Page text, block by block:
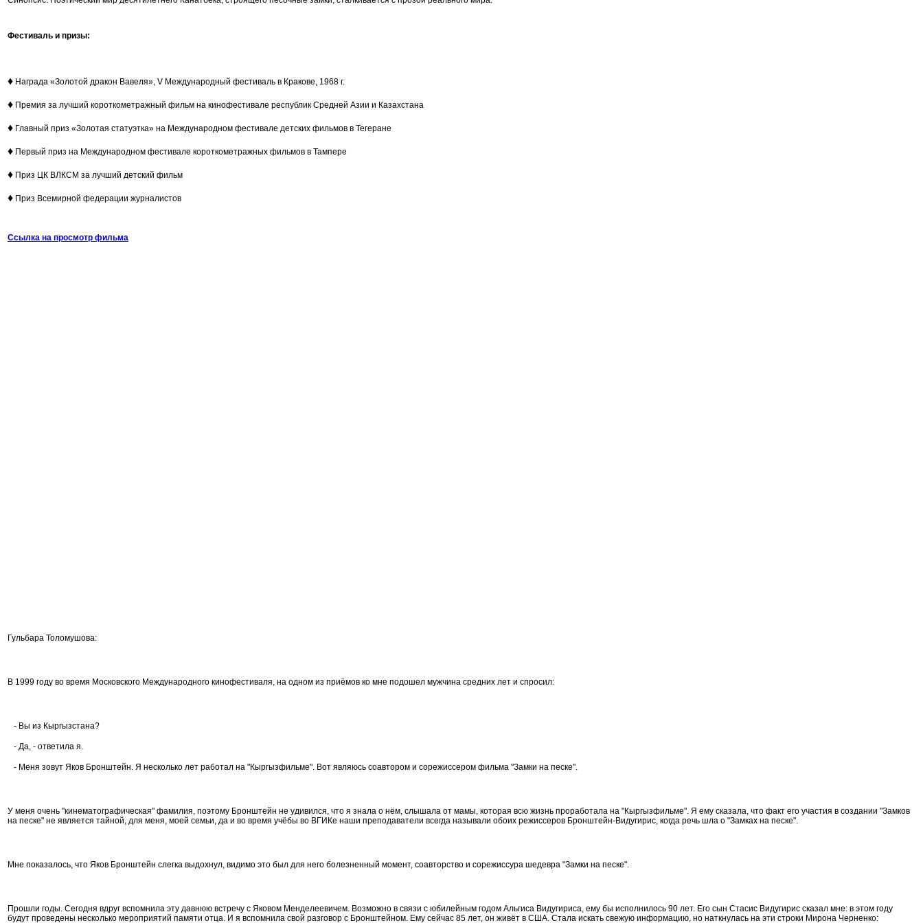
Фестиваль и призы:
♦ Награда «Золотой дракон Вавеля», V Международный фестиваль в Кракове, 1968 г.
♦ Премия за лучший короткометражный фильм на кинофестивале республик Средней Азии и Казахстана
♦ Главный приз «Золотая статуэтка» на Международном фестивале детских фильмов в Тегеране
♦ Первый приз на Международном фестивале короткометражных фильмов в Тампере
♦ Приз ЦК ВЛКСМ за лучший детский фильм
♦ Приз Всемирной федерации журналистов
Ссылка на просмотр фильма
Гульбара Толомушова:
В 1999 году во время Московского Международного кинофестиваля, на одном из приёмов ко мне подошел мужчина средних лет и спросил:
- Вы из Кыргызстана?
- Да, - ответила я.
- Меня зовут Яков Бронштейн. Я несколько лет работал на "Кыргызфильме". Вот являюсь соавтором и сорежиссером фильма "Замки на песке".
У меня очень "кинематографическая" фамилия, поэтому Бронштейн не удивился, что я знала о нём, слышала от мамы, которая всю жизнь проработала на "Кыргызфильме". Я ему сказала, что факт его участия в создании "Замков
на песке" не является тайной, для меня, моей семьи, да и во время учёбы во ВГИКе наши преподаватели всегда называли обоих режиссеров Бронштейн-Видугирис, когда речь шла о "Замках на песке".
Мне показалось, что Яков Бронштейн слегка выдохнул, видимо это был для него болезненный момент, соавторство и сорежиссура шедевра "Замки на песке".
Прошли годы. Сегодня вдруг вспомнила эту давнюю встречу с Яковом Менделеевичем. Возможно в связи с юбилейным годом Альгиса Видугириса, ему бы исполнилось 90 лет. Его сын Стасис Видугирис сказал мне: в этом году
будут проведены несколько мероприятий памяти отца. И я вспомнила свой разговор с Бронштейном. Ему сейчас 85 лет, он живёт в США. Стала искать свежую информацию, но наткнулась на эти строки Мирона Черненко: